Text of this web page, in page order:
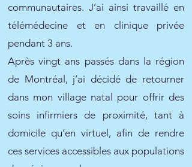
communautaires. J’ai ainsi travaillé en
télémédecine et en clinique privée
pendant 3 ans.
Après vingt ans passés dans la région
de Montréal, j’ai décidé de retourner
dans mon village natal pour offrir des
soins infirmiers de proximité, tant à
domicile qu’en virtuel, afin de rendre
ces services accessibles aux populations